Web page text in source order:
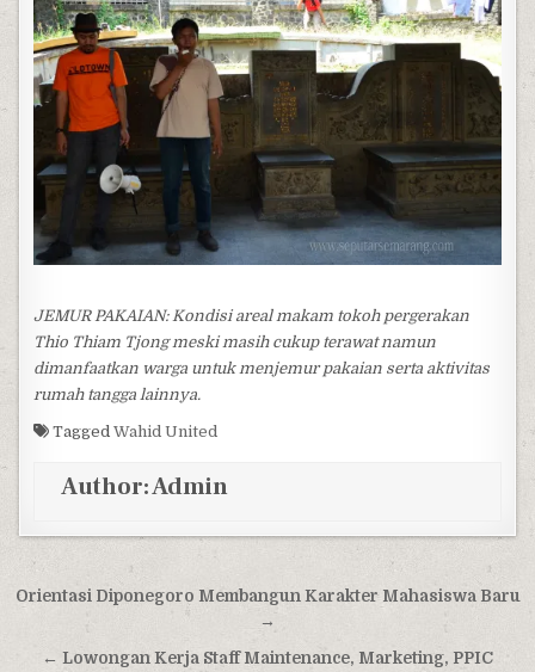
JEMUR PAKAIAN: Kondisi areal makam tokoh pergerakan
Thio Thiam Tjong meski masih cukup terawat namun
dimanfaatkan warga untuk menjemur pakaian serta aktivitas
rumah tangga lainnya.
TaggedWahid United
Author:Admin
Post navigation
Orientasi Diponegoro Membangun Karakter Mahasiswa Baru
→
← Lowongan Kerja Staff Maintenance, Marketing, PPIC